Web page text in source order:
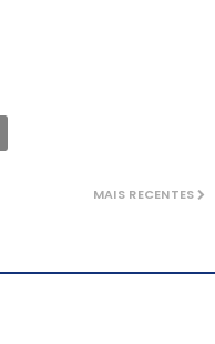
MAIS RECENTES